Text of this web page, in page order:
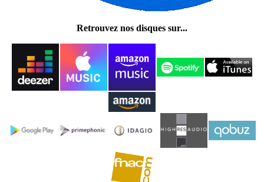
Retrouvez nos disques sur...